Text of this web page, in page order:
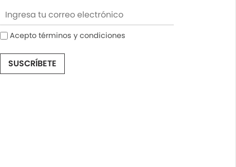
Acepto términos y condiciones